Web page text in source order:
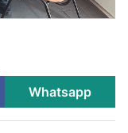
Whatsapp